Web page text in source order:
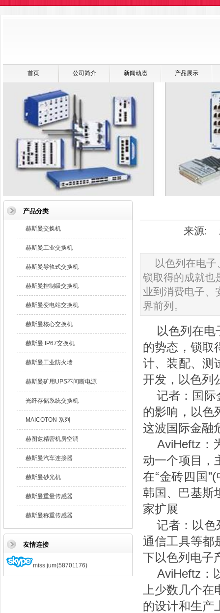
首页 公司简介 新闻动态 产品展示
来源:
以色列在电
锁取得的成就也
业到消费电子、
界前列。
以色列在
的势态，锁取
计、装配、测
开发，以色列
记者：国际
的影响，以色
这波国际金融
AviHeftz：
动一个项目，
在“金砖四国
韩国、巴基斯
家扩展
记者：以色
通信工具等都
下以色列电子
AviHeftz：
上少数几个
的设计和生产
产品分类
赫斯曼交换机
赫斯曼工业交换机
赫斯曼导轨式交换机
赫斯曼控制级交换机
赫斯曼变电站交换机
赫斯曼核心交换机
赫斯曼 IP67交换机
赫斯曼工业防火墙
赫斯曼矿用UPS不间断电源
光纤存储系统交换机
MAICOTON 系列
赫图兹精密机房空调
赫斯曼汽车连接器
赫斯曼砂光机
赫斯曼重量传感器
赫斯曼称重传感器
友情连接
miss jum(58701176)